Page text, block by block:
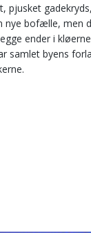
pjusket
nye bofælle, men
ender i
samlet byens